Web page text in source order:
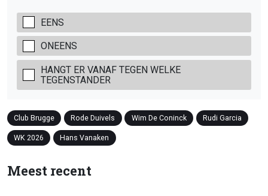
EENS
ONEENS
HANGT ER VANAF TEGEN WELKE
TEGENSTANDER
Club Brugge Rode Duivels Wim De Coninck Rudi Garcia
WK 2026 Hans Vanaken
Meest recent